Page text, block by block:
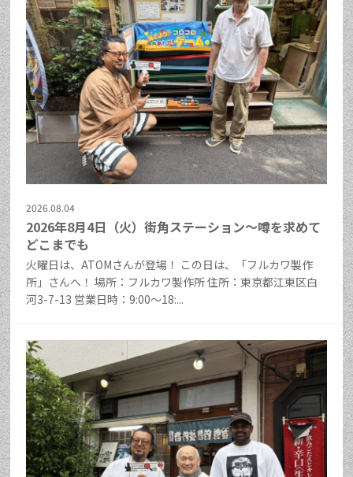
2026.08.04
2026年8月4日（火）街角ステーション～噂を求めて
どこまでも
火曜日は、ATOMさんが登場！ この日は、「フルカワ製作
所」さんへ！ 場所：フルカワ製作所 住所：東京都江東区白
河3-7-13 営業日時：9:00～18:...